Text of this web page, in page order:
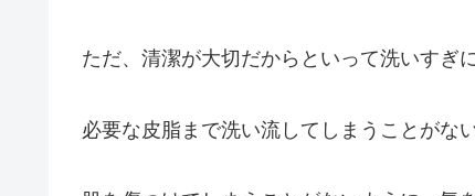
ただ、清潔が大切だからといって洗いすぎ
必要な皮脂まで洗い流してしまうことがな